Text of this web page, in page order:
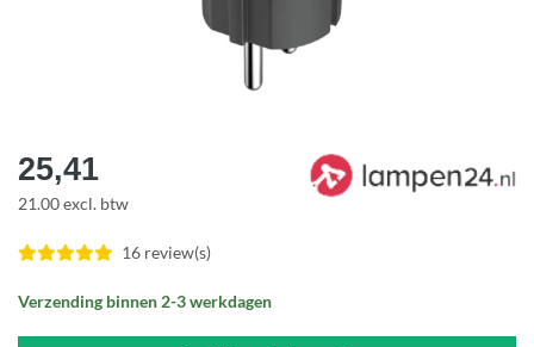
25,41
21.00 excl. btw
16 review(s)
Verzending binnen 2-3 werkdagen